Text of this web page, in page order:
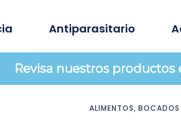
Antiparasitario
Revisa nuestros productos
ALIMENTOS, BOCADOS